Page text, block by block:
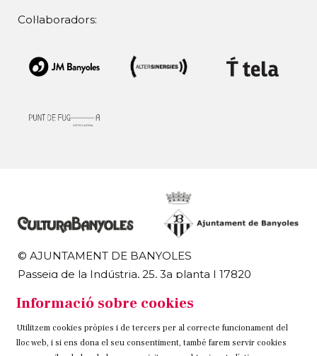
Col·laboradors:
© AJUNTAMENT DE BANYOLES
Passeig de la Indústria, 25, 3a planta | 17820
972 58 18 48 | 972 57 00 50
Sitemap Avís Legal Ús de Cookies Contacteu
Informació sobre cookies
Utilitzem cookies pròpies i de tercers per al correcte funcionament del
lloc web, i si ens dona el seu consentiment, també farem servir cookies